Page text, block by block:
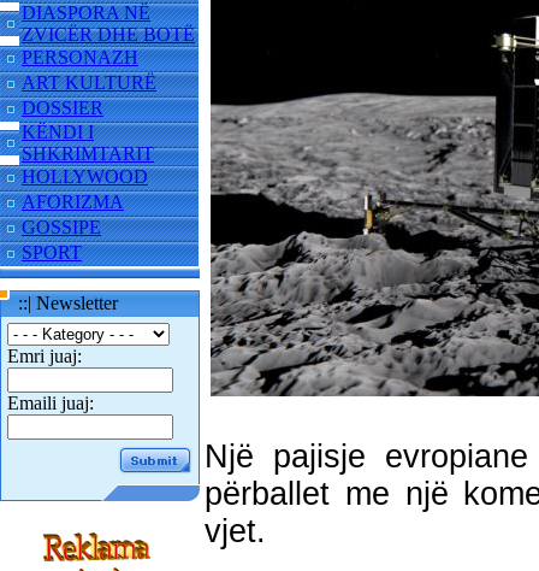
DIASPORA NË
ZVICËR DHE BOTË
PERSONAZH
ART KULTURË
DOSSIER
KËNDI I
SHKRIMTARIT
HOLLYWOOD
AFORIZMA
GOSSIPE
SPORT
::| Newsletter
Emri juaj:
Emaili juaj:
Një pajisje
përballet me një
vjet.